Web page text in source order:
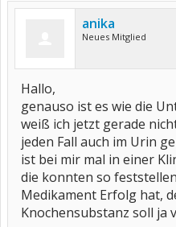
anika
Neues Mitglied
Hallo,
genauso ist es wie die
weiß ich jetzt gerade
jeden Fall auch im Urin
ist bei mir mal in einer
die konnten so
Medikament Erfolg hat,
Knochensubstanz soll ja